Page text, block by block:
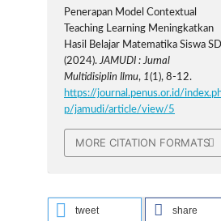
Penerapan Model Contextual
Teaching Learning Meningkatkan
Hasil Belajar Matematika Siswa
(2024).JAMUDI : Jurnal
Multidisiplin Ilmu, 1(1), 8-12.
https://journal.penus.or.id/
p/jamudi/article/view/5
MORE CITATION FORMATS
tweet share